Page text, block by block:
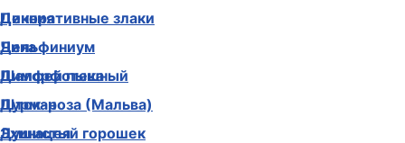
Декоративные злаки
Дельфиниум
Диморфотека
Дурман
Душистый горошек
Цинния
Чина
Шалфей пышный
Шток-роза (Мальва)
Эхинацея